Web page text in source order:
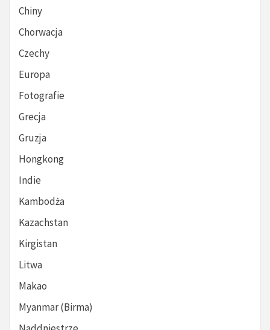
Chiny
Chorwacja
Czechy
Europa
Fotografie
Grecja
Gruzja
Hongkong
Indie
Kambodża
Kazachstan
Kirgistan
Litwa
Makao
Myanmar (Birma)